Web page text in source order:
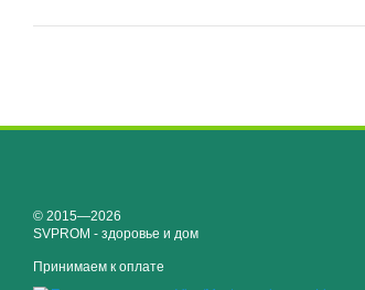
© 2015—2026
SVPROM - здоровье и дом
Принимаем к оплате